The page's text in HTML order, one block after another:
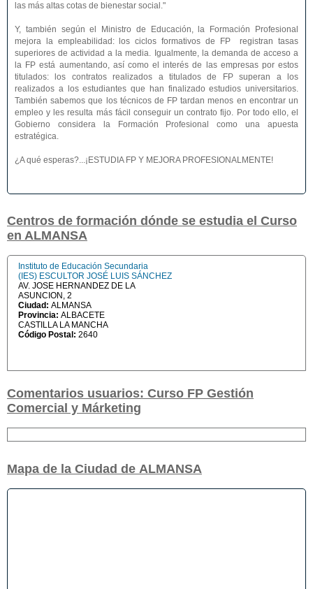
las más altas cotas de bienestar social."
Y, también según el Ministro de Educación, la Formación Profesional
mejora la empleabilidad: los ciclos formativos de FP registran tasas
superiores de actividad a la media. Igualmente, la demanda de acceso a
la FP está aumentando, así como el interés de las empresas por estos
titulados: los contratos realizados a titulados de FP superan a los
realizados a los estudiantes que han finalizado estudios universitarios.
También sabemos que los técnicos de FP tardan menos en encontrar un
empleo y les resulta más fácil conseguir un contrato fijo. Por todo ello, el
Gobierno considera la Formación Profesional como una apuesta
estratégica.
¿A qué esperas?...¡ESTUDIA FP Y MEJORA PROFESIONALMENTE!
Centros de formación dónde se estudia el Curso
en ALMANSA
Instituto de Educación Secundaria
(IES) ESCULTOR JOSÉ LUIS SÁNCHEZ
AV. JOSE HERNANDEZ DE LA
ASUNCION, 2
Ciudad: ALMANSA
Provincia: ALBACETE
CASTILLA LA MANCHA
Código Postal: 2640
Comentarios usuarios: Curso FP Gestión
Comercial y Márketing
Mapa de la Ciudad de ALMANSA